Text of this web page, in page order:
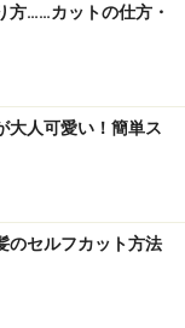
方……カットの仕方・
大人可愛い！簡単ス
のセルフカット方法